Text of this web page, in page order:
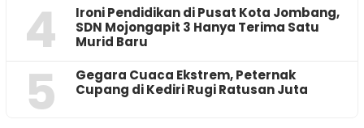
4
Ironi Pendidikan di Pusat Kota Jombang,
SDN Mojongapit 3 Hanya Terima Satu
Murid Baru
5
‎Gegara Cuaca Ekstrem, Peternak
Cupang di Kediri Rugi Ratusan Juta